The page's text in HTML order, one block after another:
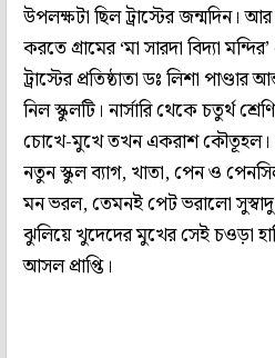
উপলক্ষটা ছিল ট্রাস্টের জন্মদিন।
করতে গ্রামের ‘মা সারদা বিদ্যা
ট্রাস্টের প্রতিষ্ঠাতা ডঃ লিশা
নিল স্কুলটি। নার্সারি থেকে চতুর্থ
চোখে-মুখে তখন একরাশ কৌতূহল।
নতুন স্কুল ব্যাগ, খাতা, পেন ও
মন ভরল, তেমনই পেট ভরালো সুস্বাদু
ঝুলিয়ে খুদেদের মুখের সেই চওড়া
আসল প্রাপ্তি।